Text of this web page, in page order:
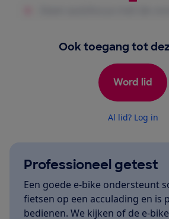
Ook toegang tot
Word lid
Al lid? Log in
Professioneel getest
Een goede e-bike ondersteunt
fietsen op een acculading en is
bedienen. We kijken of de e-